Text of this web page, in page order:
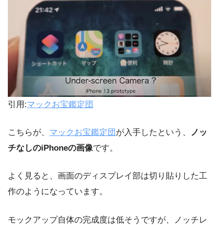
引用:マックお宝鑑定団
こちらが、 マックお宝鑑定団 が入手したという、
ノッ
チなしのiPhoneの画像です。
よく見ると、画面のディスプレイ部は切り貼りした工
作のようになっています。
モックアップ自体の完成度は低そうですが、ノッチレ